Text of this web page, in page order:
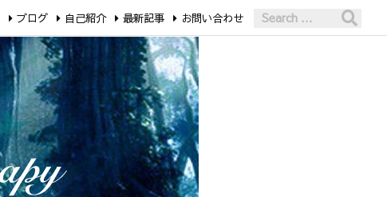
ブログ 自己紹介 最新記事 お問い合わせ